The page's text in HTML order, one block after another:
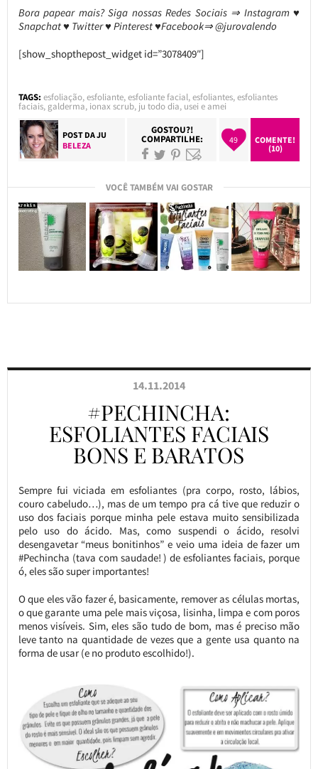
Bora papear mais? Siga nossas Redes Sociais ⇒ Instagram ♥
Snapchat ♥ Twitter ♥ Pinterest ♥Facebook⇒ @jurovalendo
[show_shopthepost_widget id=”3078409″]
TAGS: esfoliação,esfoliante,esfoliante facial,esfoliantes,esfoliantes
faciais, galderma, ionax scrub, ju todo dia, usei e amei
POST DAJU
BELEZA
GOSTOU?!
COMPARTILHE: 49
COMENTE!
(10)
VOCÊ TAMBÉM VAI GOSTAR
14.11.2014
#PECHINCHA:
ESFOLIANTES FACIAIS
BONS E BARATOS
Sempre fui viciada em esfoliantes (pra corpo, rosto, lábios,
couro cabeludo…), mas de um tempo pra cá tive que reduzir o
uso dos faciais porque minha pele estava muito sensibilizada
pelo uso do ácido. Mas, como suspendi o ácido, resolvi
desengavetar “meus bonitinhos” e veio uma ideia de fazer um
#Pechincha (tava com saudade! ) de esfoliantes faciais, porque
ó, eles são super importantes!
O que eles vão fazer é, basicamente, remover as células mortas,
o que garante uma pele mais viçosa, lisinha, limpa e com poros
menos visíveis. Sim, eles são tudo de bom, mas é preciso mão
leve tanto na quantidade de vezes que a gente usa quanto na
forma de usar (e no produto escolhido!).